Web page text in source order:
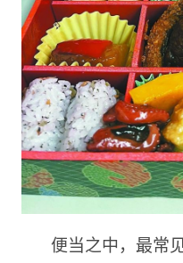
便当之中，最常